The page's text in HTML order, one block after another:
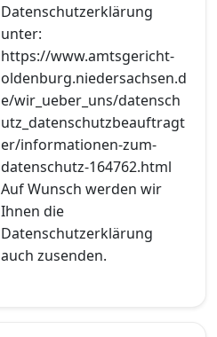
Datenschutzerklärung
unter:
https://www.amtsgericht-
oldenburg.niedersachsen.d
e/wir_ueber_uns/datensch
utz_datenschutzbeauftragt
er/informationen-zum-
datenschutz-164762.html
Auf Wunsch werden wir
Ihnen die
Datenschutzerklärung
auch zusenden.